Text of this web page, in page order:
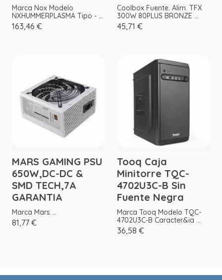
Marca Nox Modelo
NXHUMMERPLASMA Tipo - ...
163,46 €
Coolbox Fuente. Alim. TFX
300W 80PLUS BRONZE ...
45,71 €
MARS GAMING PSU
650W,DC-DC &
SMD TECH,7A
GARANTIA
Marca Mars ...
81,77 €
Tooq Caja
Minitorre TQC-
4702U3C-B Sin
Fuente Negra
Marca Tooq Modelo TQC-
4702U3C-B Caracter&ia ...
36,58 €